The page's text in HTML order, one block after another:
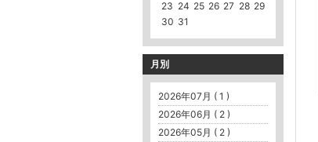
23 24 25 26 27 28 29
30 31
月別
2026年07月 ( 1 )
2026年06月 ( 2 )
2026年05月 ( 2 )